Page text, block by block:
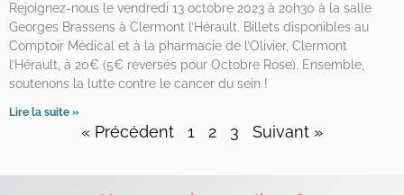
Rejoignez-nous le vendredi 13 octobre 2023 à 20h30 à la salle
Georges Brassens à Clermont l’Hérault. Billets disponibles au
Comptoir Médical et à la pharmacie de l’Olivier, Clermont
l’Hérault, à 20€ (5€ reversés pour Octobre Rose). Ensemble,
soutenons la lutte contre le cancer du sein !
Lire la suite »
« Précédent 1 2 3 Suivant »